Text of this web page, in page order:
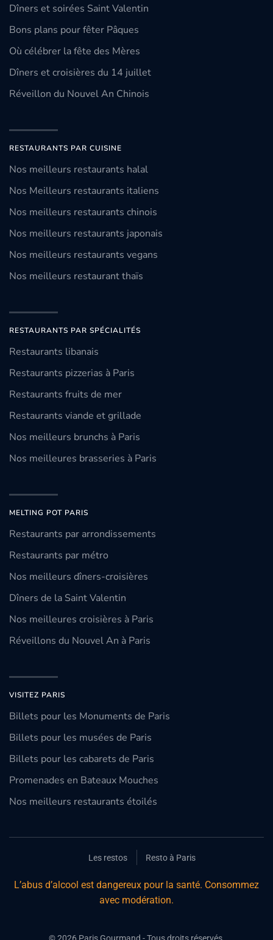
Dîners et soirées Saint Valentin
Bons plans pour fêter Pâques
Où célébrer la fête des Mères
Dîners et croisières du 14 juillet
Réveillon du Nouvel An Chinois
RESTAURANTS PAR CUISINE
Nos meilleurs restaurants halal
Nos Meilleurs restaurants italiens
Nos meilleurs restaurants chinois
Nos meilleurs restaurants japonais
Nos meilleurs restaurants vegans
Nos meilleurs restaurant thaïs
RESTAURANTS PAR SPÉCIALITÉS
Restaurants libanais
Restaurants pizzerias à Paris
Restaurants fruits de mer
Restaurants viande et grillade
Nos meilleurs brunchs à Paris
Nos meilleures brasseries à Paris
MELTING POT PARIS
Restaurants par arrondissements
Restaurants par métro
Nos meilleurs dîners-croisières
Dîners de la Saint Valentin
Nos meilleures croisières à Paris
Réveillons du Nouvel An à Paris
VISITEZ PARIS
Billets pour les Monuments de Paris
Billets pour les musées de Paris
Billets pour les cabarets de Paris
Promenades en Bateaux Mouches
Nos meilleurs restaurants étoilés
Les restos Resto à Paris
L’abus d’alcool est dangereux pour la santé. Consommez
avec modération.